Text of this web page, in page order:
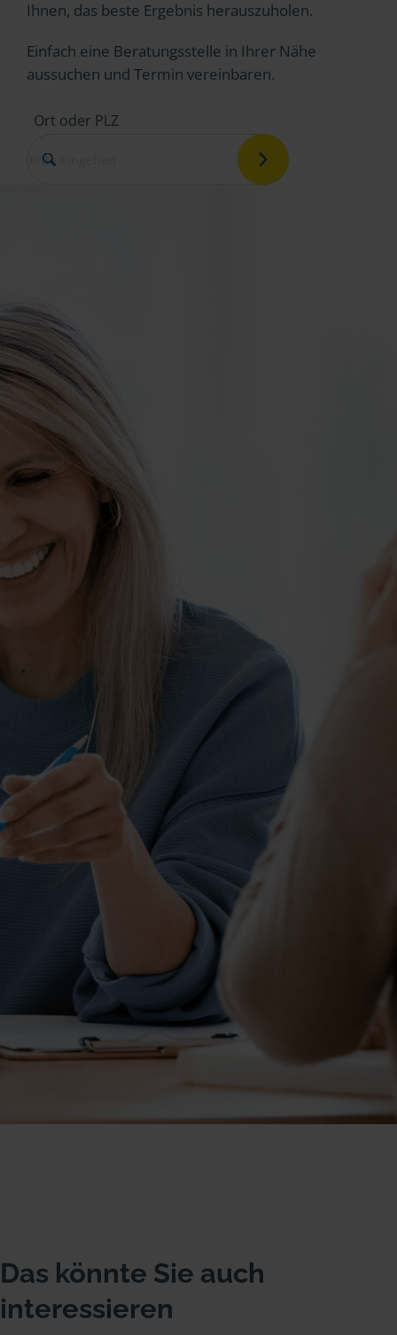
Ihnen, das beste Ergebnis herauszuholen.
Einfach eine Beratungsstelle in Ihrer Nähe
aussuchen und Termin vereinbaren.
Ort oder PLZ
Das könnte Sie auch
interessieren